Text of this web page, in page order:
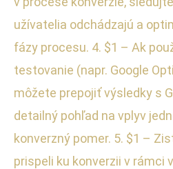
užívatelia odchádzajú a
fázy procesu. 4. $1 – Ak
testovanie (napr. Google
môžete prepojiť výsledky s
detailný pohľad na vplyv
konverzný pomer. 5. $1 –
prispeli ku konverzii v rámci